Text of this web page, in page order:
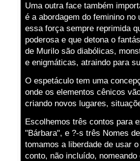
Uma outra face também
é a abordagem do feminino no
essa força sempre reprimida
poderosa e que detona o
de Murilo são diabólicas,
e enigmáticas, atraindo para
O espetáculo tem uma
onde os elementos cênicos
criando novos lugares,
Escolhemos três contos para
"Bárbara", e ?-s três Nomes
tomamos a liberdade de usar
conto, não incluído, nomeando